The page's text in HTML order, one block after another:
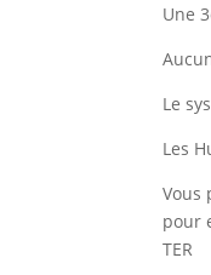
Une
Le
Les
Vous
pour
TER